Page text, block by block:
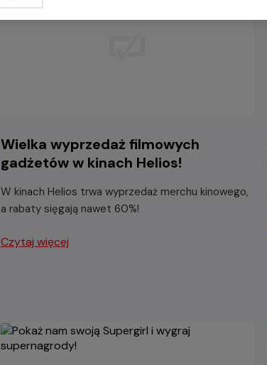
Wielka wyprzedaż filmowych
gadżetów w kinach Helios!
W kinach Helios trwa wyprzedaż merchu kinowego,
a rabaty sięgają nawet 60%!
Czytaj więcej